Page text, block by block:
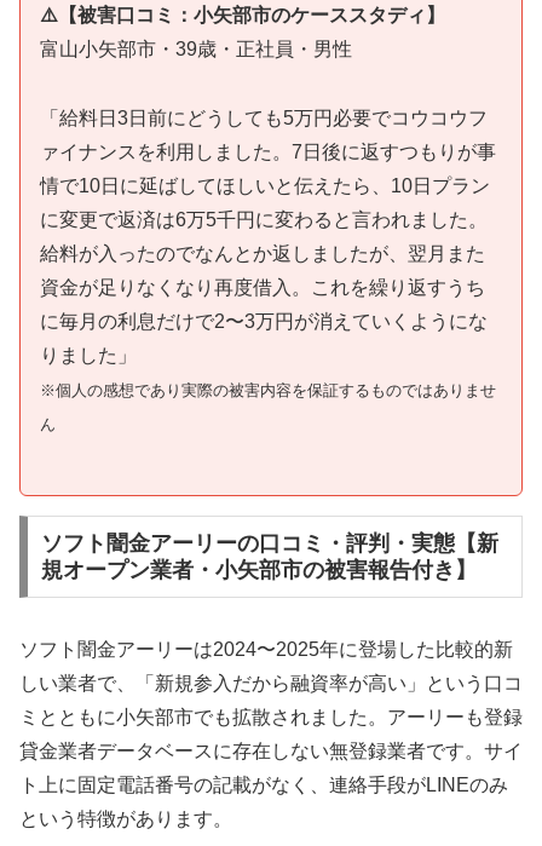
⚠️【被害口コミ：小矢部市のケーススタディ】
富山小矢部市・39歳・正社員・男性
「給料日3日前にどうしても5万円必要でコウコウフ
ァイナンスを利用しました。7日後に返すつもりが事
情で10日に延ばしてほしいと伝えたら、10日プラン
に変更で返済は6万5千円に変わると言われました。
給料が入ったのでなんとか返しましたが、翌月また
資金が足りなくなり再度借入。これを繰り返すうち
に毎月の利息だけで2〜3万円が消えていくようにな
りました」
※個人の感想であり実際の被害内容を保証するものではありませ
ん
ソフト闇金アーリーの口コミ・評判・実態【新
規オープン業者・小矢部市の被害報告付き】
ソフト闇金アーリーは2024〜2025年に登場した比較的新
しい業者で、「新規参入だから融資率が高い」という口コ
ミとともに小矢部市でも拡散されました。アーリーも登録
貸金業者データベースに存在しない無登録業者です。サイ
ト上に固定電話番号の記載がなく、連絡手段がLINEのみ
という特徴があります。